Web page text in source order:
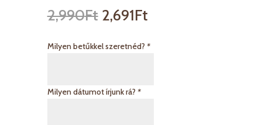
2,990Ft 2,691Ft
Milyen betűkkel szeretnéd? *
Milyen dátumot írjunk rá? *